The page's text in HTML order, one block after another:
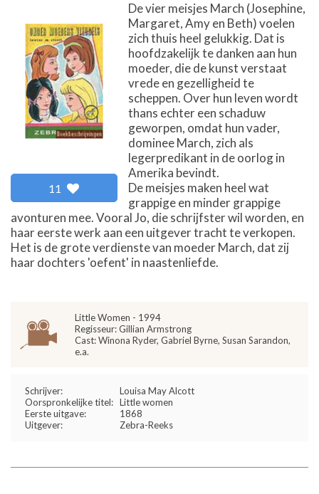
11
De vier meisjes March (Josephine,
Margaret, Amy en Beth) voelen
zich thuis heel gelukkig. Dat is
hoofdzakelijk te danken aan hun
moeder, die de kunst verstaat
vrede en gezelligheid te
scheppen. Over hun leven wordt
thans echter een schaduw
geworpen, omdat hun vader,
dominee March, zich als
legerpredikant in de oorlog in
Amerika bevindt.
De meisjes maken heel wat
grappige en minder grappige
avonturen mee. Vooral Jo, die schrijfster wil worden, en
haar eerste werk aan een uitgever tracht te verkopen.
Het is de grote verdienste van moeder March, dat zij
haar dochters 'oefent' in naastenliefde.
Little Women - 1994
Regisseur: Gillian Armstrong
Cast: Winona Ryder, Gabriel Byrne, Susan Sarandon,
e.a.
Schrijver:
Louisa May Alcott
Oorspronkelijke titel: Little women
Eerste uitgave:
1868
Uitgever:
Zebra-Reeks